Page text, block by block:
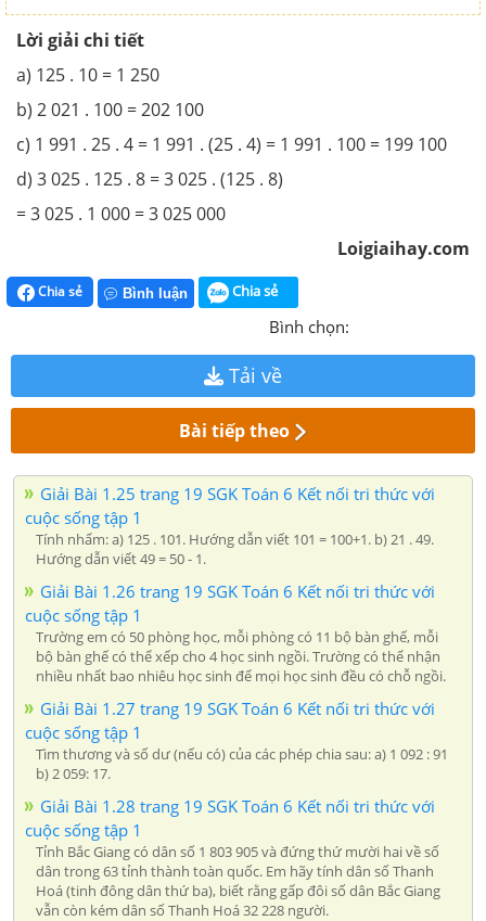
Lời giải chi tiết
a) 125 . 10 = 1 250
b) 2 021 . 100 = 202 100
c) 1 991 . 25 . 4 = 1 991 . (25 . 4) = 1 991 . 100 = 199 100
d) 3 025 . 125 . 8 = 3 025 . (125 . 8)
= 3 025 . 1 000 = 3 025 000
Loigiaihay.com
Chia sẻ Bình luận Chia sẻ
Bình chọn:
Tải về
Bài tiếp theo
Giải Bài 1.25 trang 19 SGK Toán 6 Kết nối tri thức với
cuộc sống tập 1
Tính nhẩm: a) 125 . 101. Hướng dẫn viết 101 = 100+1. b) 21 . 49.
Hướng dẫn viết 49 = 50 - 1.
Giải Bài 1.26 trang 19 SGK Toán 6 Kết nối tri thức với
cuộc sống tập 1
Trường em có 50 phòng học, mỗi phòng có 11 bộ bàn ghế, mỗi
bộ bàn ghế có thể xếp cho 4 học sinh ngồi. Trường có thể nhận
nhiều nhất bao nhiêu học sinh để mọi học sinh đều có chỗ ngồi.
Giải Bài 1.27 trang 19 SGK Toán 6 Kết nối tri thức với
cuộc sống tập 1
Tìm thương và số dư (nếu có) của các phép chia sau: a) 1 092 : 91
b) 2 059: 17.
Giải Bài 1.28 trang 19 SGK Toán 6 Kết nối tri thức với
cuộc sống tập 1
Tỉnh Bắc Giang có dân số 1 803 905 và đứng thứ mười hai về số
dân trong 63 tỉnh thành toàn quốc. Em hãy tính dân số Thanh
Hoá (tinh đông dân thứ ba), biết rằng gấp đôi số dân Bắc Giang
vẫn còn kém dân số Thanh Hoá 32 228 người.